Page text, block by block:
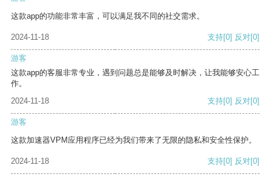
这款app的功能非常丰富，可以满足我不同的社交需求。
2024-11-18 支持[0] 反对[0]
游客
这款app的客服非常专业，遇到问题总是能够及时解决，让我能够安心工
作。
2024-11-18
支持[0] 反对[0]
游客
这款加速器VPM应用程序已经为我们带来了无限的隐私和安全性保护。
2024-11-18 支持[0] 反对[0]